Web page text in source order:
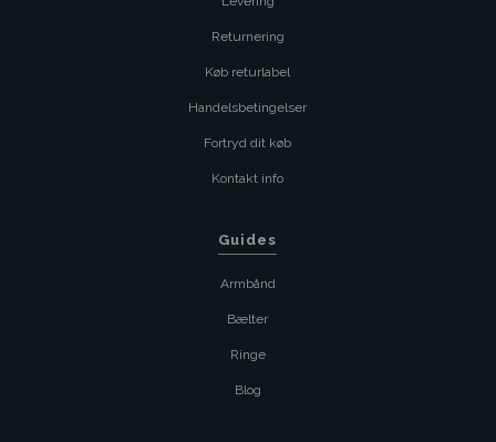
Returnering
Køb returlabel
Handelsbetingelser
Fortryd dit køb
Kontakt info
Guides
Armbånd
Bælter
Ringe
Blog